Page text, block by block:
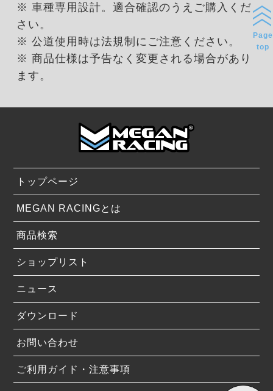
※ 車種専用設計。適合確認のうえご購入くだ
さい。
※ 公道使用時は法規制にご注意ください。
※ 商品仕様は予告なく変更される場合があり
ます。
トップページ
MEGAN RACINGとは
商品検索
ショップリスト
ニュース
ダウンロード
お問い合わせ
ご利用ガイド・注意事項
Page
top